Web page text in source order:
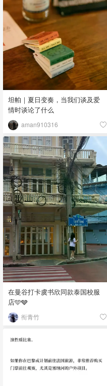
坦帕｜夏日变奏，当我们谈及爱
情时谈论了什么
aman910316
在曼谷打卡虞书欣同款泰国校服
店🩵🩶
衔青竹